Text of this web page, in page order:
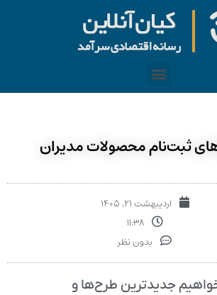
ثبت‌نام محصولات مدیران
اردیبهشت ۲۱, ۱۴۰۵
۱۱:۳۸
بدون نظر
جدیدترین طرح‌ها و